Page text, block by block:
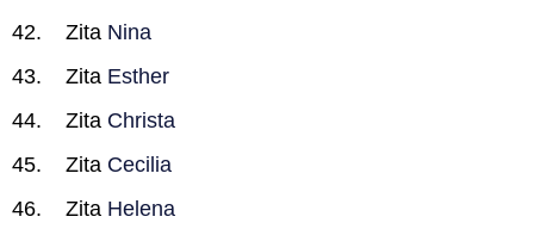
Zita Nina
Zita Esther
Zita Christa
Zita Cecilia
Zita Helena